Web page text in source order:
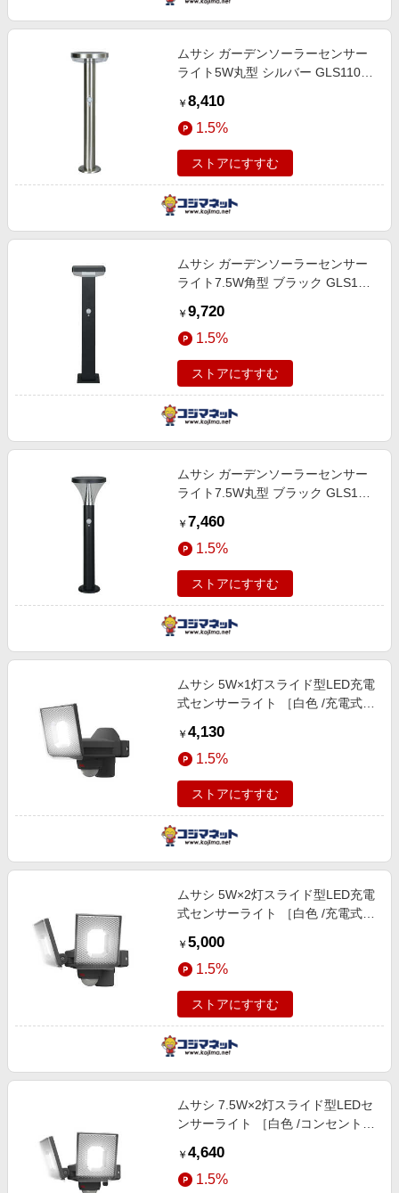
ムサシ ガーデンソーラーセンサー
ライト5W丸型 シルバー GLS110-
￥ 8,410
1.5%
ストアにすすむ
ムサシ ガーデンソーラーセンサー
ライト7.5W角型 ブラック GLS120-
￥ 9,720
1.5%
ストアにすすむ
ムサシ ガーデンソーラーセンサー
ライト7.5W丸型 ブラック GLS130-
￥ 7,460
1.5%
ストアにすすむ
ムサシ 5W×1灯スライド型LED充電
式センサーライト ［白色 /充電式］
￥ 4,130
1.5%
ストアにすすむ
ムサシ 5W×2灯スライド型LED充電
式センサーライト ［白色 /充電式］
￥ 5,000
1.5%
ストアにすすむ
ムサシ 7.5W×2灯スライド型LEDセ
ンサーライト ［白色 /コンセント
￥ 4,640
1.5%